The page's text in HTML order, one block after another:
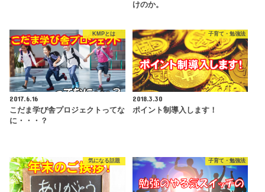
けのか。
KMPとは
2017.6.16
こだま学び舎プロジェクトってな
に・・・？
子育て・勉強法
2018.3.30
ポイント制導入します！
気になる話題 子育て・勉強法